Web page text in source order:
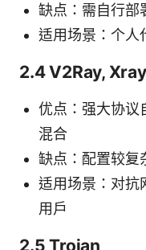
缺点：需自行部
适用场景：个人
2.4 V2Ray, Xray
优点：强大协议
混合
缺点：配置较复
适用场景：对抗
用户
2.5 Trojan